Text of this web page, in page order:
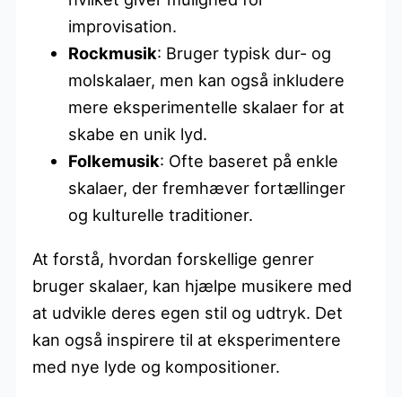
improvisation.
Rockmusik: Bruger typisk dur- og
molskalaer, men kan også inkludere
mere eksperimentelle skalaer for at
skabe en unik lyd.
Folkemusik: Ofte baseret på enkle
skalaer, der fremhæver fortællinger
og kulturelle traditioner.
At forstå, hvordan forskellige genrer
bruger skalaer, kan hjælpe musikere med
at udvikle deres egen stil og udtryk. Det
kan også inspirere til at eksperimentere
med nye lyde og kompositioner.